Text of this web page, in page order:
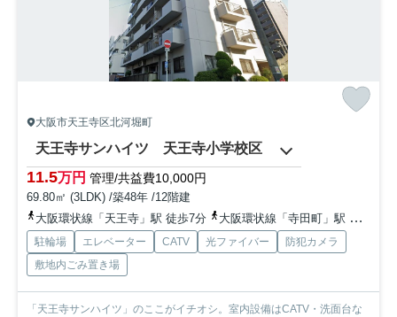
大阪市天王寺区北河堀町
天王寺サンハイツ 天王寺小学校区
11.5万円 管理/共益費10,000円
69.80㎡ (3LDK) /築48年 /12階建
大阪環状線「天王寺」駅 徒歩7分
大阪環状線「寺田町」駅 徒歩9分
駐輪場 エレベーター CATV 光ファイバー
防犯カメラ
敷地内ごみ置き場
「天王寺サンハイツ」のここがイチオシ。室内設備はCATV・洗面台な